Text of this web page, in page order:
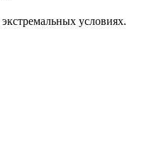
условиях.